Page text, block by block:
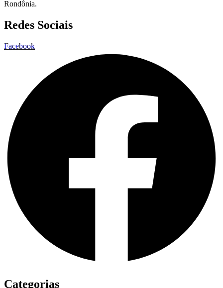
Rondônia.
Redes Sociais
Facebook
Categorias